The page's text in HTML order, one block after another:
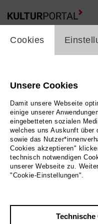
In Produktionen
22
Cookies
Unsere Cookies
Damit unsere Webseite
einige unserer
eingebetteten sozialen
welches uns Auskunft über
sowie das
Cookies akzeptieren"
technisch notwendigen
unserer Webseite zu.
"Cookie-Einstellungen".
Technische